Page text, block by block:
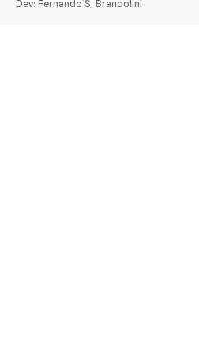
Dev: Fernando S. Brandolini